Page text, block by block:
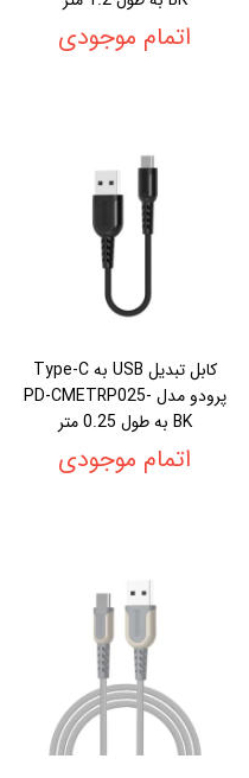
اتمام موجودی
کابل تبدیل USB به Type-C
پرودو مدل PD-CMETRP025-
BK به طول 0.25 متر
اتمام موجودی